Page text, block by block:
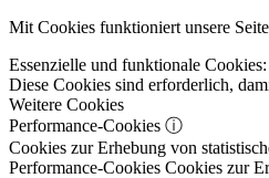
Mit Cookies funktioniert unsere Seite
Essenzielle und funktionale Cookies:
Diese Cookies sind erforderlich,
Weitere Cookies
Performance-Cookies ⓘ
Cookies zur Erhebung von
Performance-Cookies Cookies zur